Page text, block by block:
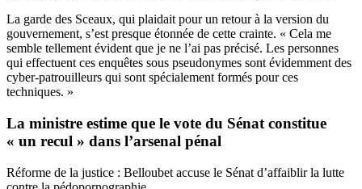
La garde des Sceaux, qui plaidait pour un retour à la version du
gouvernement, s’est presque étonnée de cette crainte. « Cela me
semble tellement évident que je ne l’ai pas précisé. Les personnes
qui effectuent ces enquêtes sous pseudonymes sont évidemment des
cyber-patrouilleurs qui sont spécialement formés pour ces
techniques. »
La ministre estime que le vote du Sénat constitue
« un recul » dans l’arsenal pénal
Réforme de la justice : Belloubet accuse le Sénat d’affaiblir la lutte